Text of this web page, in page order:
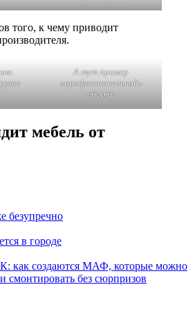
того, к чему приводит
А тут пример
«профессиональной»
сборки
мебель от
безупречно
в городе
как создаются МАФ, которые можно
смонтировать без сюрпризов